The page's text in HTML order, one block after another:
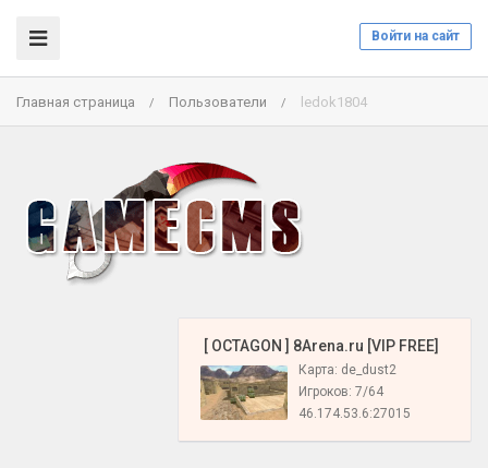
Войти на сайт
Главная страница / Пользователи / ledok1804
️ [ OCTAGON ] 8Arena.ru [VIP FREE]
Карта: de_dust2
Игроков: 7/64
46.174.53.6:27015